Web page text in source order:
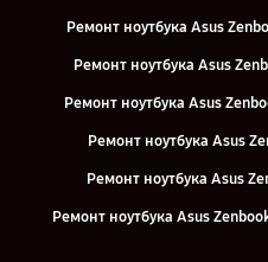
Ремонт ноутбука Asus
Ремонт ноутбука Asus
Ремонт ноутбука Asus
Ремонт ноутбука Asus
Ремонт ноутбука Asus
Ремонт ноутбука Asus